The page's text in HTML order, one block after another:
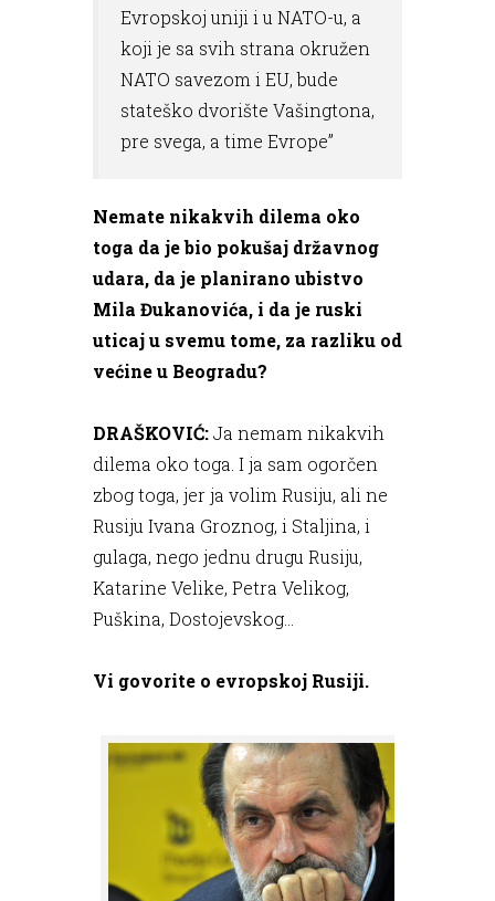
Evropskoj uniji i u NATO-u, a
koji je sa svih strana okružen
NATO savezom i EU, bude
stateško dvorište Vašingtona,
pre svega, a time Evrope”
Nemate nikakvih dilema oko
toga da je bio pokušaj državnog
udara, da je planirano ubistvo
Mila Đukanovića, i da je ruski
uticaj u svemu tome, za razliku od
većine u Beogradu?
DRAŠKOVIĆ:Ja nemam nikakvih
dilema oko toga. I ja sam ogorčen
zbog toga, jer ja volim Rusiju, ali ne
Rusiju Ivana Groznog, i Staljina, i
gulaga, nego jednu drugu Rusiju,
Katarine Velike, Petra Velikog,
Puškina, Dostojevskog...
Vi govorite o evropskoj Rusiji.